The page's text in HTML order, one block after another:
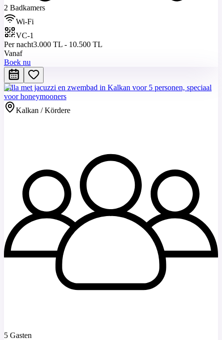
2 Badkamers
Wi-Fi
VC-1
Per nacht3.000 TL - 10.500 TL
Vanaf
Boek nu
Villa met jacuzzi en zwembad in Kalkan voor 5 personen, speciaal
voor honeymooners
Kalkan / Kördere
5 Gasten